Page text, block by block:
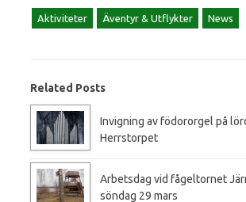
Aktiviteter Äventyr & Utflykter News
Related Posts
Invigning av födororgel på
Herrstorpet
Arbetsdag vid fågeltornet
söndag 29 mars